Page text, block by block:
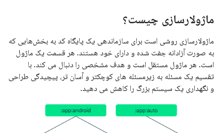
ماژولارسازی چیست؟
ماژولارسازی روشی است برای سازماندهی یک پایگاه کد به بخش‌هایی که
به صورت آزادانه جفت شده و دارای خود هستند. هر قسمت یک ماژول
است. هر ماژول مستقل است و هدف مشخصی را دنبال می کند. با
تقسیم یک مسئله به زیرمسئله های کوچکتر و آسان تر، پیچیدگی طراحی
و نگهداری یک سیستم بزرگ را کاهش می دهید.